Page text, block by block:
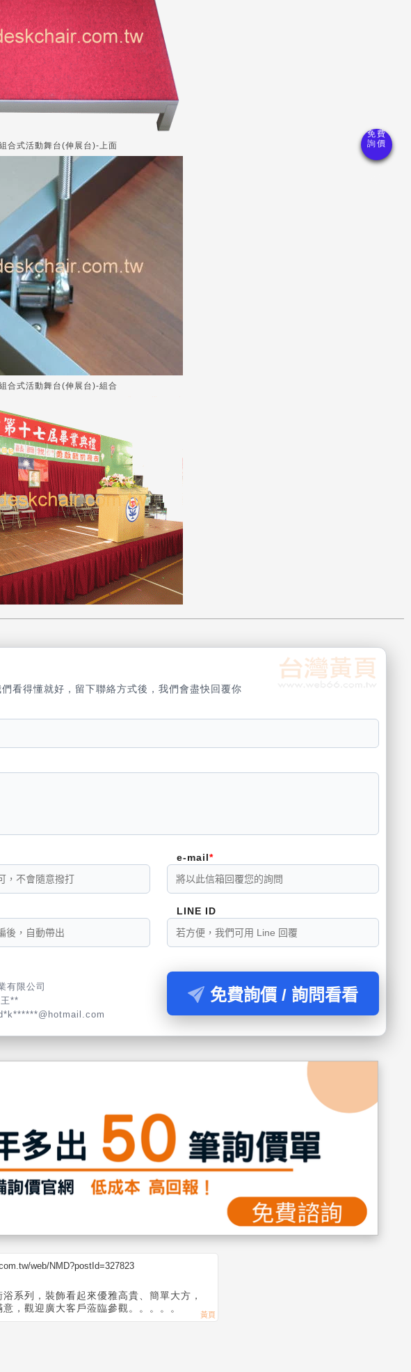
合式活動舞台(伸展台)-上面
合式活動舞台(伸展台)-組合
看得懂就好，留下聯絡方式後，我們會盡快回覆你
e-mail
LINE ID
有限公司
**
免費詢價 / 詢問看看
web/NMD?postId=327823
系列，裝飾看起來優雅高貴、簡單大方，
，觀迎廣大客戶蒞臨參觀。。。。。